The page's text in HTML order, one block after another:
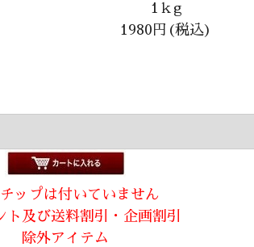
1ｋg
1980円(税込)
ップは付いていません
及び送料割引・企画割引
除外アイテム